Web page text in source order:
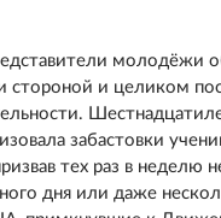
молодёжи
стороной и целиком
забастовки
тех раз в неделю
дня или даже